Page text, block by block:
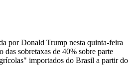
por Donald Trump nesta quinta-feira
das sobretaxas de 40% sobre parte
importados do Brasil a partir do